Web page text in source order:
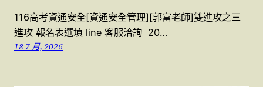
116高考資通安全[資通安全管理][郭富老師]雙進攻之三
進攻 報名表選填 line 客服洽詢 20…
18 7 月, 2026